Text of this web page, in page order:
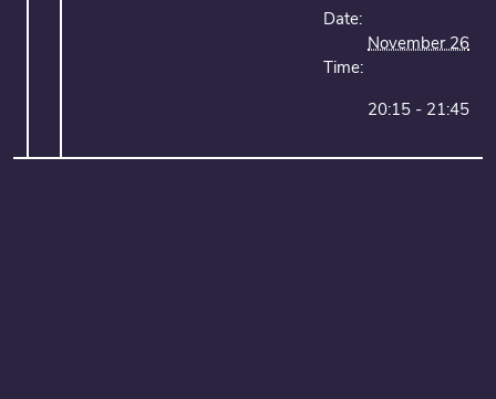
Date:
November 26
Time:
20:15 - 21:45